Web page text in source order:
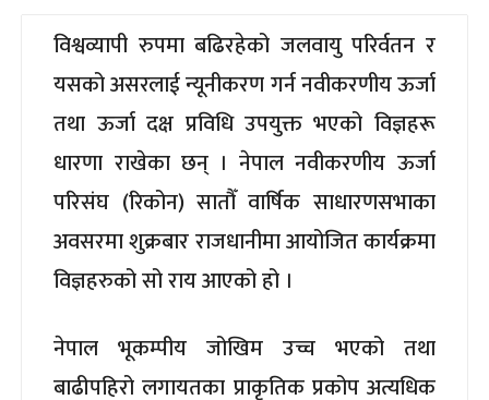
विश्वव्यापी रुपमा बढिरहेको जलवायु परिर्वतन र
यसको असरलाई न्यूनीकरण गर्न नवीकरणीय ऊर्जा
तथा ऊर्जा दक्ष प्रविधि उपयुक्त भएको विज्ञहरू
धारणा राखेका छन् । नेपाल नवीकरणीय ऊर्जा
परिसंघ (रिकोन) सातौँ वार्षिक साधारणसभाका
अवसरमा शुक्रबार राजधानीमा आयोजित कार्यक्रमा
विज्ञहरुको सो राय आएको हो ।
नेपाल भूकम्पीय जोखिम उच्च भएको तथा
बाढीपहिरो लगायतका प्राकृतिक प्रकोप अत्यधिक